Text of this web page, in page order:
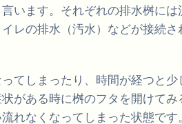
います。それぞれの排水桝に
レの排水（汚水）などが接続
てしまったり、時間が経つと
がある時に桝のフタを開けて
れなくなってしまった状態です。